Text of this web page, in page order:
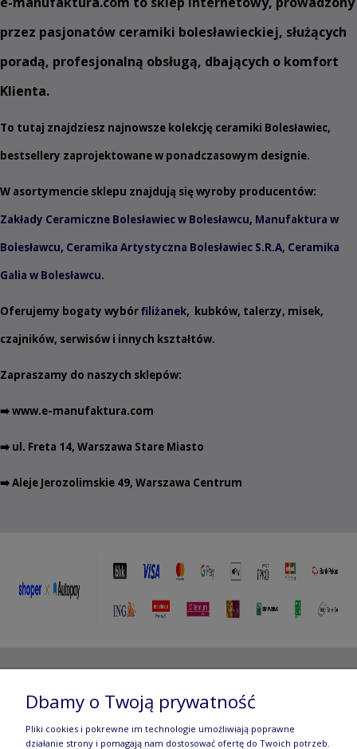
przez pasjonatów ceramiki bolesławieckiej, służących
poradą, profesjonalną obsługą, dbających o komfort
Klienta.
To tutaj znajdziesz najnowsze kolekcję ceramiki Bolesławiec,
bestsellery zaprojektowane w ponadczasowym designie.
W asortymencie sklepu znajdują się wyroby producentów:
Zakłady Ceramiczne Bolesławiec w Bolesławcu, Manufaktura w
Bolesławcu, Ceramika Artystyczna Bolesławiec S.R.A, Ceramika
Galia w Bolesławcu.
Oferujemy bogaty wybórfiliżanek, kubków, talerzy, misek,
czajników, serwisów i innych kształtów.
Zapraszamy do naszych sklepów:
➡️www.e-manufaktura.com
➡️ ul. Freta 14, Warszawa Stare Miasto
➡️ Aleje Jerozolimskie 49, Warszawa Centrum
Jerozolimskie 49, 00-696 Warszawa | e-mail:
manufaktura.com|
Dbamy o Twoją prywatność
Pliki cookies i pokrewne im technologie umożliwiają poprawne
działanie strony i pomagają nam dostosować ofertę do Twoich potrzeb.